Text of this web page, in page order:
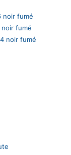
noir fumé
noir fumé
noir fumé